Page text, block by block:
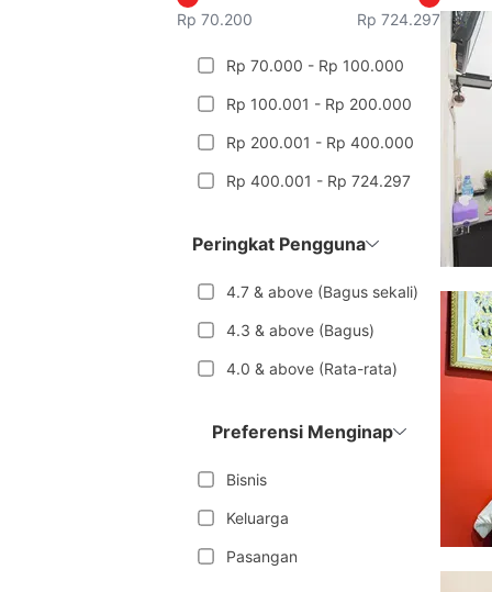
Rp 70.200 Rp 724.297
Rp 70.000 - Rp 100.000
Rp 100.001 - Rp 200.000
Rp 200.001 - Rp 400.000
Rp 400.001 - Rp 724.297
Peringkat Pengguna
4.7 & above (Bagus sekali)
4.3 & above (Bagus)
4.0 & above (Rata-rata)
Preferensi Menginap
Bisnis
Keluarga
Pasangan